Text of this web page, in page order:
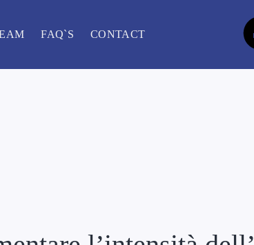
FAQ`S CONTACT